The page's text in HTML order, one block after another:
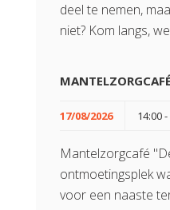
deel te nemen,
niet? Kom langs,
17/08/2026 14:00
Mantelzorgcafé
ontmoetingsplek
voor een naaste